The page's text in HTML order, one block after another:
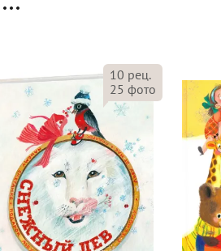
10 рец.
25 фото